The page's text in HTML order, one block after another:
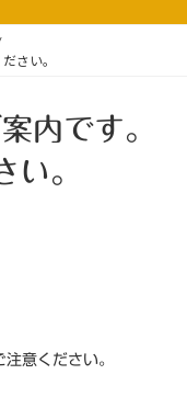
さい。
内です。
い。
意ください。